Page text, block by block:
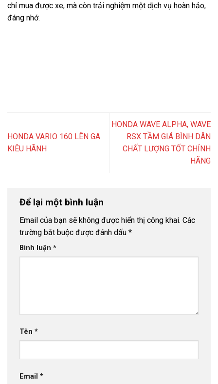
chỉ mua được xe, mà còn trải nghiệm một dịch vụ hoàn hảo,
đáng nhớ.
HONDA VARIO 160 LÊN GA
KIÊU HÃNH
HONDA WAVE ALPHA, WAVE
RSX TẦM GIÁ BÌNH DÂN
CHẤT LƯỢNG TỐT CHÍNH
HÃNG
Để lại một bình luận
Email của bạn sẽ không được hiển thị công khai. Các
trường bắt buộc được đánh dấu *
Bình luận *
Tên *
Email *